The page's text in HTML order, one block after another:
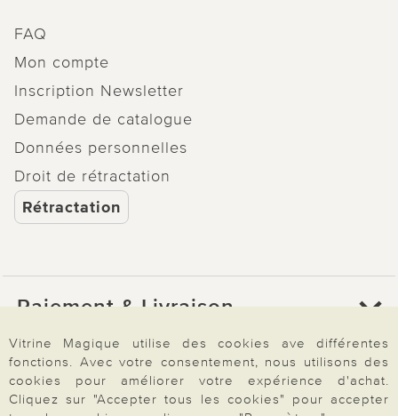
FAQ
Mon compte
Inscription Newsletter
Demande de catalogue
Données personnelles
Droit de rétractation
Rétractation
Paiement & Livraison
À propos de nous
Vitrine Magique utilise des cookies ave différentes
fonctions. Avec votre consentement, nous utilisons des
cookies pour améliorer votre expérience d'achat.
Cliquez sur "Accepter tous les cookies" pour accepter